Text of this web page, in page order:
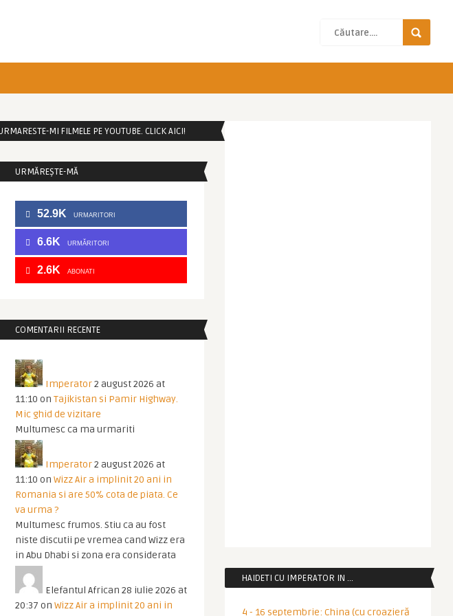
MI FILMELE PE YOUTUBE. CLICK AICI!
URMĂREȘTE-MĂ
52.9K URMARITORI
6.6K URMĂRITORI
2.6K ABONATI
COMENTARII RECENTE
Imperator2 august 2026 at
11:10 on Tajikistan si Pamir Highway.
Mic ghid de vizitare
Multumesc ca ma urmariti
Imperator2 august 2026 at
11:10 on Wizz Air a implinit 20 ani in
Romania si are 50% cota de piata. Ce
va urma ?
Multumesc frumos. Stiu ca au fost
niste discutii pe vremea cand Wizz era
in Abu Dhabi si zona era considerata
Elefantul African 28 iulie 2026 at
20:37 on Wizz Air a implinit 20 ani in
HAIDETI CU IMPERATOR IN …
4 - 16 septembrie: China (cu croazieră